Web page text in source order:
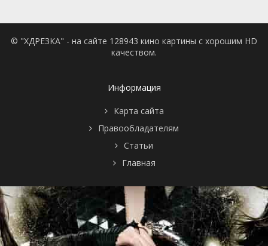
© "ХДРЕЗКА" - на сайте 128943 кино картины с хорошим HD
качеством.
Информация
Карта сайта
Правообладателям
Статьи
Главная